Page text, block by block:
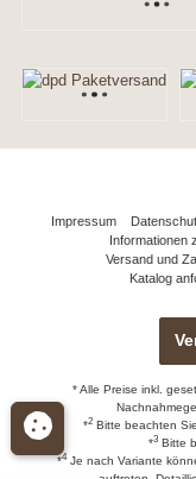
Impressum
Informationen
Versand und
Katalog
* Alle Preise inkl.
*2 Bitte beachten
*3 Bitte
*4Je nach Variante